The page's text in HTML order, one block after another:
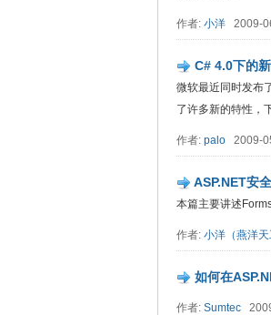
作者: 小洋 2009-
C# 4.0下的
微软最近同时发布
了许多新的特性，
作者: palo 2009-
ASP.NET安
本篇主要讲述
作者: 小洋（燕洋天
如何在
作者: Sumtec